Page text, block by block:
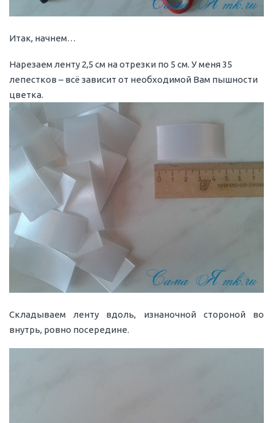
Итак, начнем…
Нарезаем ленту 2,5 см на отрезки по 5 см. У меня 35
лепестков – всё зависит от необходимой Вам пышности
цветка.
Складываем ленту вдоль, изнаночной стороной во
внутрь, ровно посередине.